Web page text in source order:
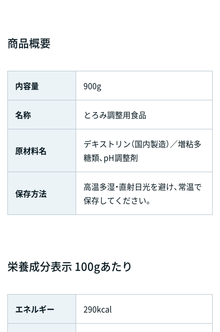
商品概要
内容量 900g
名称 とろみ調整用食品
原材料名
デキストリン（国内製造）／増粘多
糖類、pH調整剤
保存方法
高温多湿・直射日光を避け、常温で
保存してください。
栄養成分表示 100gあたり
エネルギー 290kcal